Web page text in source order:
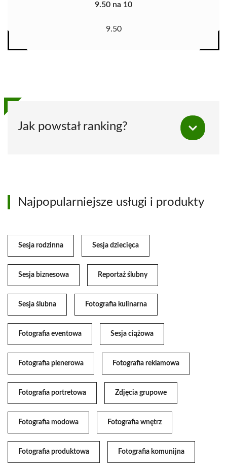
9.50 na 10
9.50
Jak powstał ranking?
Najpopularniejsze usługi i produkty
Sesja rodzinna Sesja dziecięca
Sesja biznesowa Reportaż ślubny
Sesja ślubna Fotografia kulinarna
Fotografia eventowa Sesja ciążowa
Fotografia plenerowa Fotografia reklamowa
Fotografia portretowa Zdjęcia grupowe
Fotografia modowa Fotografia wnętrz
Fotografia produktowa Fotografia komunijna